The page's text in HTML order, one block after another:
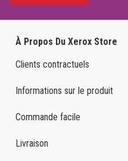
À Propos Du Xerox Store
Clients contractuels
Informations sur le produit
Commande facile
Livraison